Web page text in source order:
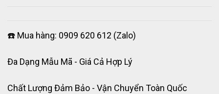
☎️ Mua hàng: 0909 620 612 (Zalo)
Đa Dạng Mẫu Mã - Giá Cả Hợp Lý
Chất Lượng Đảm Bảo - Vận Chuyển Toàn Quốc